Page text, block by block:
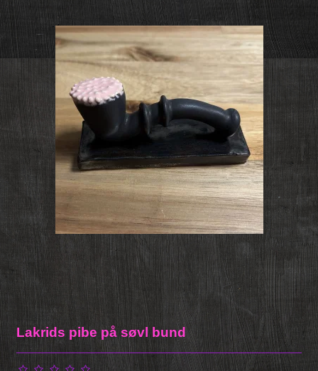
Lakrids pibe på søvl bund